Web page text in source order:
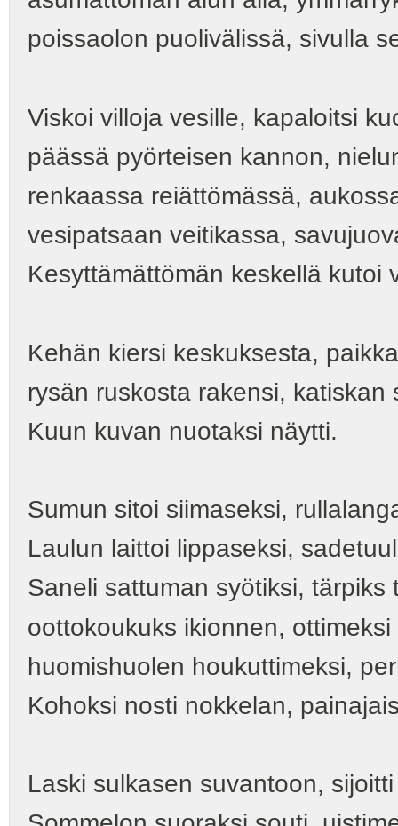
poissaolon puolivälissä, sivulla
Viskoi villoja vesille, kapaloitsi
päässä pyörteisen kannon,
renkaassa reiättömässä,
vesipatsaan veitikassa,
Kesyttämättömän keskellä kutoi
Kehän kiersi keskuksesta,
rysän ruskosta rakensi, katiskan
Kuun kuvan nuotaksi näytti.
Sumun sitoi siimaseksi,
Laulun laittoi lippaseksi,
Saneli sattuman syötiksi, tärpiks
oottokoukuks ikionnen,
huomishuolen houkuttimeksi,
Kohoksi nosti nokkelan,
Laski sulkasen suvantoon,